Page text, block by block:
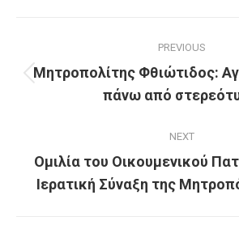
navigation
PREVIOUS
Previous
post:
Μητροπολίτης Φθιώτιδος:
πάνω από
NEXT
Next
post:
Ομιλία του Οικουμενικού
Ιερατική Σύναξη της